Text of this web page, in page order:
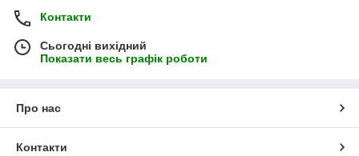
Контакти
Сьогодні вихідний
Показати весь графік роботи
Про нас
Контакти